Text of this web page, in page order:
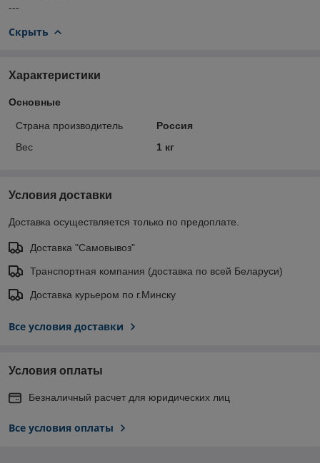
---
Скрыть
Характеристики
Основные
Страна производитель
Россия
Вес
1 кг
Условия доставки
Доставка осуществляется только по предоплате.
Доставка "Самовывоз"
Транспортная компания (доставка по всей Беларуси)
Доставка курьером по г.Минску
Все условия доставки
Условия оплаты
Безналичный расчет для юридических лиц
Все условия оплаты